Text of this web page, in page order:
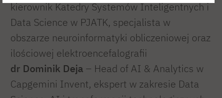
kierownik Katedry Systemów Inteligentnych i
Data Science w PJATK, specjalista w
obszarze neuroinformatyki obliczeniowej oraz
ilościowej elektroencefalografii
dr Dominik Deja – Head of AI & Analytics w
Capgemini Invent, ekspert w zakresie Data